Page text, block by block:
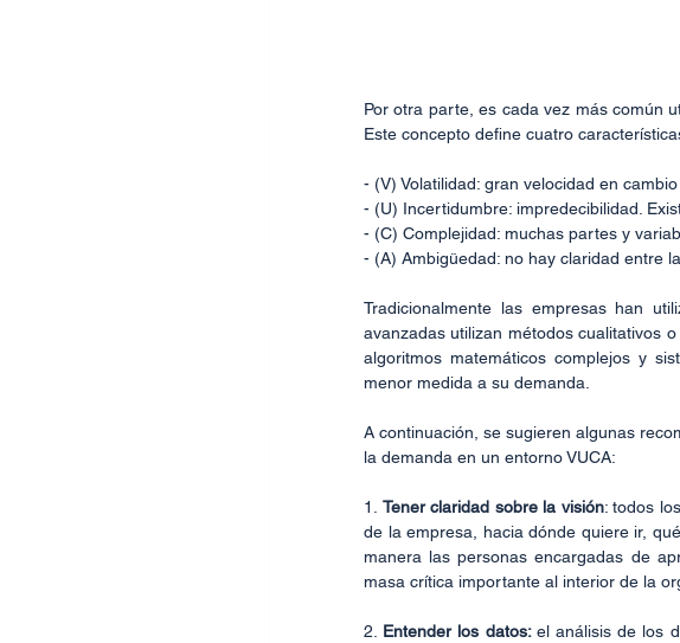
Por otra parte, es cada vez más común
Este concepto define cuatro
- (V) Volatilidad: gran velocidad en
- (U) Incertidumbre: impredecibilidad.
- (C) Complejidad: muchas partes y
- (A) Ambigüedad: no hay claridad entre
Tradicionalmente las empresas han
avanzadas utilizan métodos cualitativos
algoritmos matemáticos complejos y
menor medida a su demanda.
A continuación, se sugieren algunas
la demanda en un entorno VUCA:
1. Tener claridad sobre la visión: todos
de la empresa, hacia dónde quiere ir,
manera las personas encargadas de
masa crítica importante al interior de la
2. Entender los datos: el análisis de los